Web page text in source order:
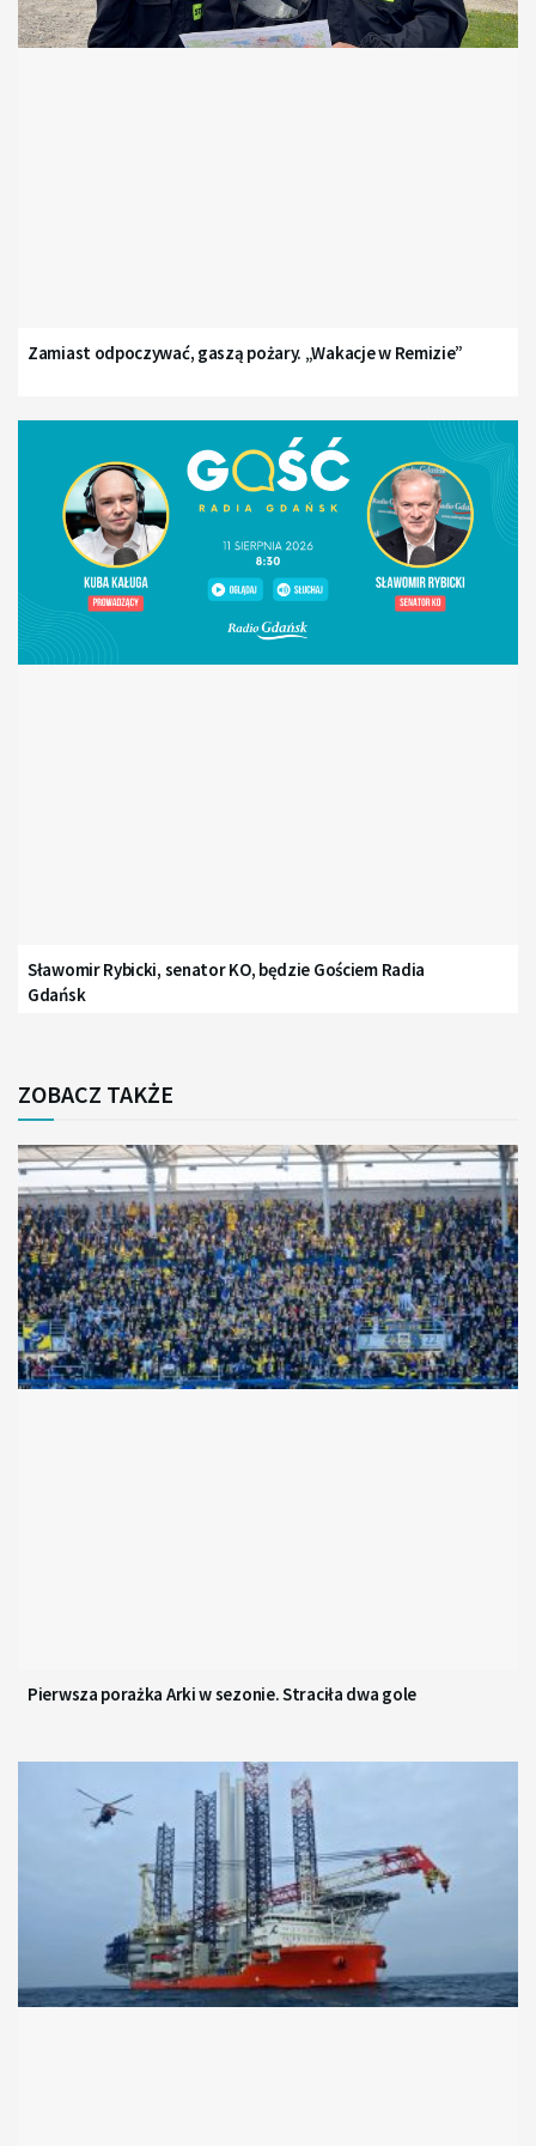
Zamiast odpoczywać, gaszą pożary. „Wakacje w Remizie”
Sławomir Rybicki, senator KO, będzie Gościem Radia
Gdańsk
ZOBACZ TAKŻE
Pierwsza porażka Arki w sezonie. Straciła dwa gole